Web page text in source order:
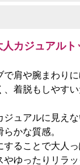
カジュアルト
で肩や腕まわり
、着脱もしやす
ジュアルに見え
かな質感。
することで大人
やゆったりリラ